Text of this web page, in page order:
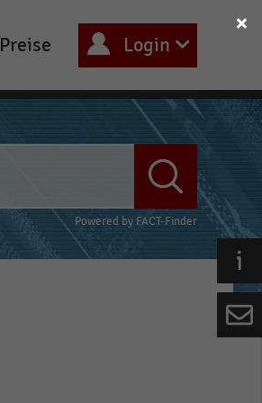
Preise Login
Powered by FACT-Finder